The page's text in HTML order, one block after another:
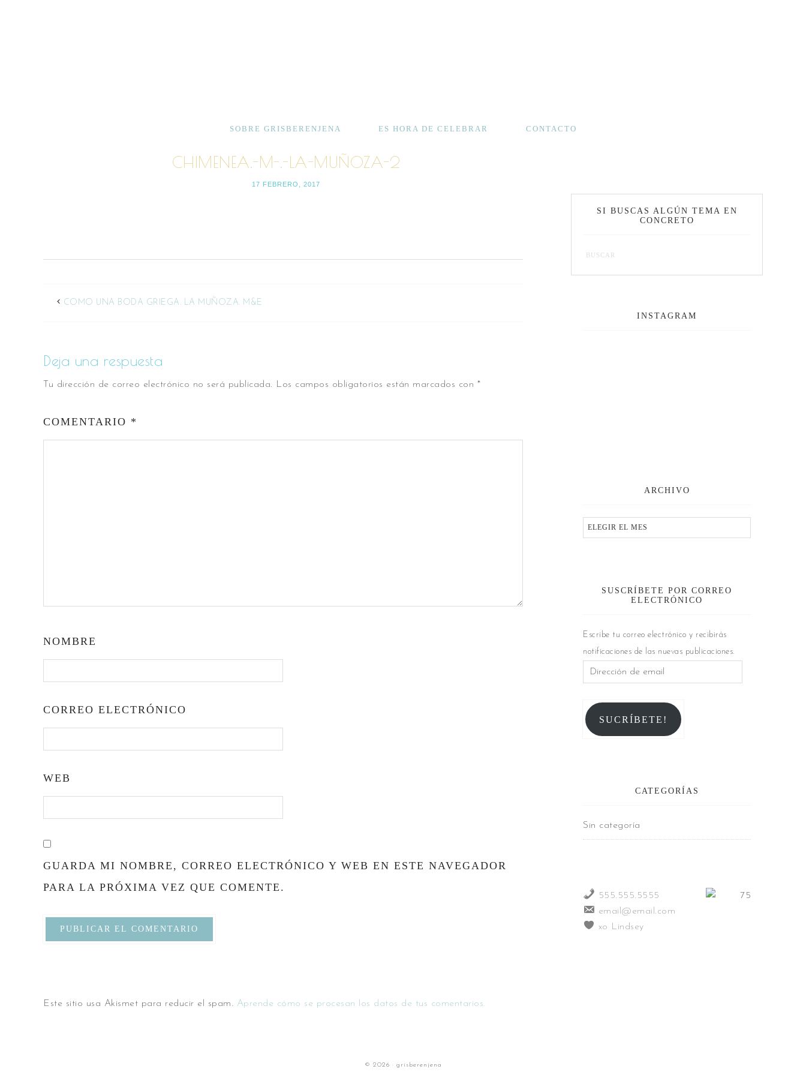
SOBRE GRISBERENJENA ES HORA DE CELEBRAR CONTACTO
CHIMENEA.-M-.-LA-MUÑOZA-2
17 FEBRERO, 2017
COMO UNA BODA GRIEGA. LA MUÑOZA. M&E
Deja una respuesta
Tu dirección de correo electrónico no será publicada. Los campos obligatorios están marcados con *
COMENTARIO *
NOMBRE
CORREO ELECTRÓNICO
WEB
GUARDA MI NOMBRE, CORREO ELECTRÓNICO Y WEB EN ESTE NAVEGADOR
PARA LA PRÓXIMA VEZ QUE COMENTE.
Este sitio usa Akismet para reducir el spam. Aprende cómo se procesan los datos de tus comentarios.
SI BUSCAS ALGÚN TEMA EN
CONCRETO
INSTAGRAM
ARCHIVO
SUSCRÍBETE POR CORREO
ELECTRÓNICO
Escribe tu correo electrónico y recibirás
notificaciones de las nuevas publicaciones.
SUCRÍBETE!
CATEGORÍAS
Sin categoría
555.555.5555
email@email.com
xo Lindsey
© 2026 · grisberenjena